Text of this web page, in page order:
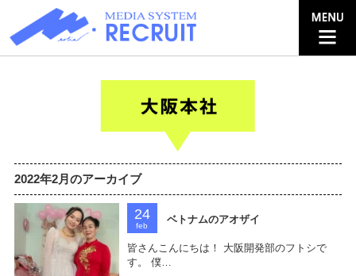
2022年2月のアーカイブ
24
feb
ベトナムのアオザイ
皆さんこんにちは！ 大阪開発部のフトシで
す。 僕…